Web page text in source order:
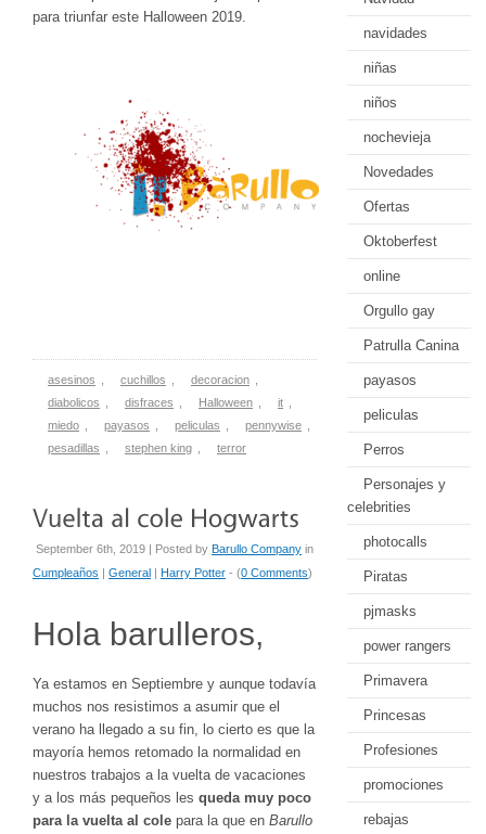
para triunfar este Halloween 2019.
asesinos cuchillos decoracion
diabolicos
disfraces Halloween it
miedo
payasos peliculas pennywise
pesadillas
stephen king terror
September 6th, 2019 | Posted by Barullo Company in
Cumpleaños | General | Harry Potter - (0 Comments)
Hola barulleros,
Ya estamos en Septiembre y aunque todavía
muchos nos resistimos a asumir que el
verano ha llegado a su fin, lo cierto es que la
mayoría hemos retomado la normalidad en
nuestros trabajos a la vuelta de vacaciones
y a los más pequeños les queda muy poco
para la vuelta al cole para la que en Barullo
navidades
niñas
niños
nochevieja
Novedades
Ofertas
Oktoberfest
online
Orgullo gay
Patrulla Canina
payasos
peliculas
Perros
Personajes y
celebrities
photocalls
Piratas
pjmasks
power rangers
Primavera
Princesas
Profesiones
promociones
rebajas